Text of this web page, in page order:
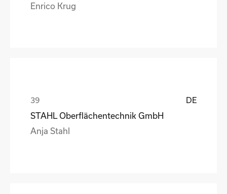
Enrico Krug
DE
STAHL Oberflächentechnik GmbH
Anja Stahl